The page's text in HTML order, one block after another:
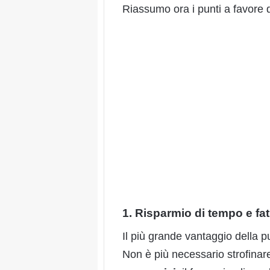
Riassumo ora i punti a favore
1. Risparmio di tempo e
Il più grande vantaggio della
Non è più necessario